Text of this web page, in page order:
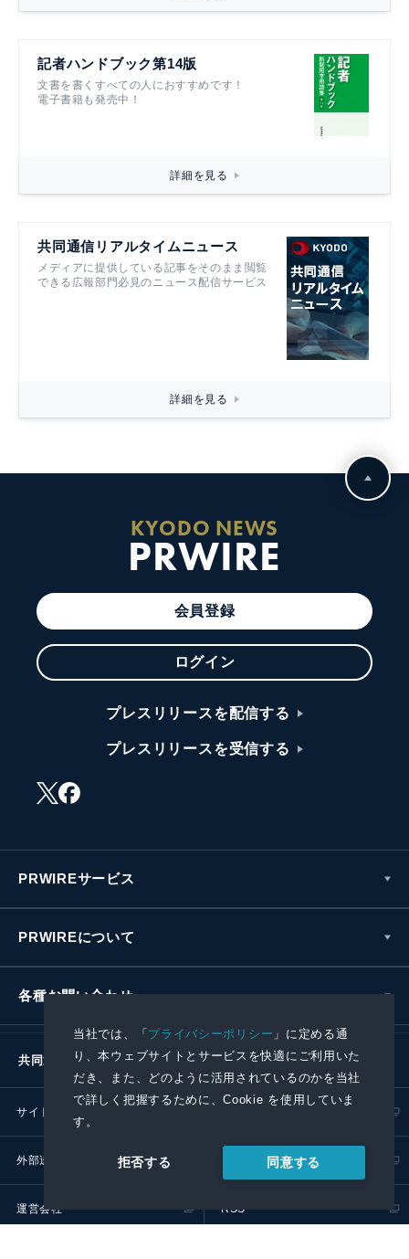
当社では、「プライバシーポリシー 」に定める通
り、本ウェブサイトとサービスを快適にご利用いた
だき、また、どのように活用されているのかを当社
で詳しく把握するために、Cookie を使用していま
す。
拒否する 同意する
記者ハンドブック第14版
文書を書くすべての人におすすめです！
電子書籍も発売中！
詳細を見る
共同通信リアルタイムニュース
メディアに提供している記事をそのまま閲覧
できる広報部門必見のニュース配信サービス
詳細を見る
KYODO NEWS
PRWIRE
会員登録
ログイン
プレスリリースを配信する
プレスリリースを受信する
PRWIREサービス
PRWIREについて
各種お問い合わせ
共同通信社グループ
サイトポリシー
外部送信ポリシー プレスリリース取扱基準
運営会社 RSS